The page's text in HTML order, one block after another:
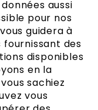
aussi
pour nos
guidera à
des
disponibles
en la
sachiez
vous